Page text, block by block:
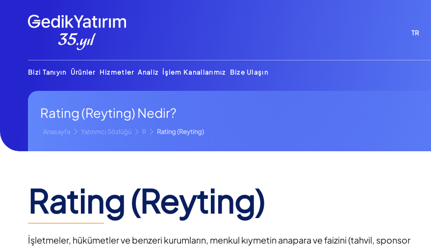
TR
Bizi Tanıyın Ürünler Hizmetler Analiz İşlem Kanallarımız Bize Ulaşın
Rating (Reyting) Nedir?
Anasayfa Yatırımcı Sözlüğü R Rating (Reyting)
Rating (Reyting)
İşletmeler, hükümetler ve benzeri kurumların, menkul kıymetin anapara ve faizini (tahvil, sponsor